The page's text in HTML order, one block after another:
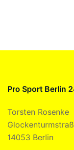
Pro Sport Berlin
Torsten Rosenke
14053 Berlin